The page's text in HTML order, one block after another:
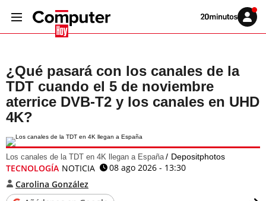
Volver
Iniciar
sesión
¿Qué pasará con los canales de la
TDT cuando el 5 de noviembre
aterrice DVB-T2 y los canales en UHD
4K?
Los canales de la TDT en 4K llegan a España Depositphotos
TECNOLOGÍA NOTICIA
08 ago 2026 - 13:30
Carolina González